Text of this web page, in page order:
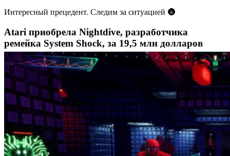
Интересный прецедент. Следим за ситуацией 🌚
Atari приобрела Nightdive, разработчика
ремейка System Shock, за 19,5 млн долларов